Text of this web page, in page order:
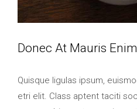
Donec At Mauris
Quisque ligulas ipsum,
etri elit. Class aptent taciti